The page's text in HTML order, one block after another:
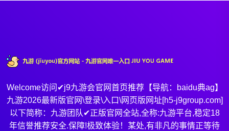
Welcome访问✔j9九游会官网首页推荐【导航：baidu典ag】
九游2026最新版官网\登录\入口\网页版网址[h5-j9group.com]
以下简称：九游团队✔正版官网全站,全称:九游平台,稳定18
年信誉推荐安全.保障!极致体验！某处,有非凡的事情正等待